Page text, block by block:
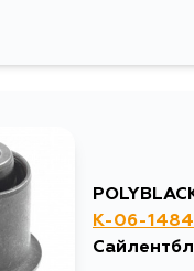
K-06-1484